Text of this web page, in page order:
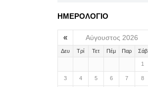
ΗΜΕΡΟΛΟΓΙΟ
« Αύγουστος 2026
Δευ Τρί Τετ Πέμ Παρ Σάβ
1
3 4 5 6 7 8